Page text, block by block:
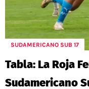
SUDAMERICANO SUB 17
Tabla: La Roja
Sudamericano